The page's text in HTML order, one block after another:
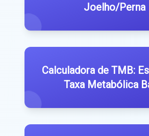
Joelho/Perna
Calculadora de TMB:
Taxa Metabólica